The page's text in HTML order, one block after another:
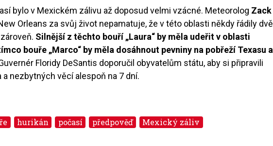
bylo v Mexickém zálivu až doposud velmi vzácné. Meteorolog Zack
Orleans za svůj život nepamatuje, že v této oblasti někdy řádily dvě
Silnější z těchto bouří „Laura“ by měla udeřit v oblasti
bouře „Marco“ by měla dosáhnout pevniny na pobřeží Texasu a
Floridy DeSantis doporučil obyvatelům státu, aby si připravili
a nezbytných věcí alespoň na 7 dní.
hurikán počasí předpověď Mexický záliv